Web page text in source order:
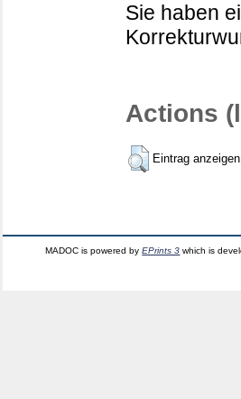
Sie haben
Actions
Eintrag anzeigen
MADOC is powered byEPrints 3 which is